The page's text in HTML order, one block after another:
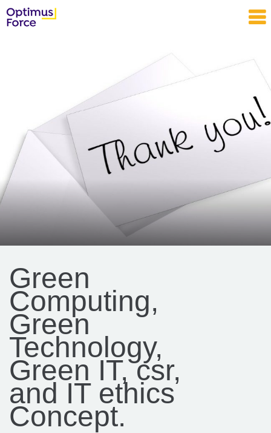
Green
Computing,
Green
Technology,
Green IT, csr,
and IT ethics
Concept.